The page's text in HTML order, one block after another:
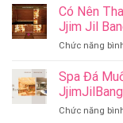
Có Nên
Jjim Jil
Chức năng
Spa Đá
Chức năng